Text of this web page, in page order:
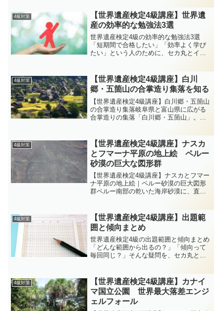
週間＆1か月学習プランを紹介します。博
士〜！初めて4級を...
4級対策
【世界遺産検定4級講座】世界遺
産の効率的な勉強法3選
世界遺産検定4級の効率的な勉強法3選
「短期間で合格したい」「効率よく学び
たい」という人のために、セカ丸とイク
効率よく進める方法ない？全部覚えるの
は大変そうだし…安心...
4級対策
【世界遺産検定4級講座】白川
郷・五箇山の合掌造り集落を知る
【世界遺産検定4級講座】白川郷・五箇山
の合掌造り集落岐阜県と富山県に広がる
合掌造りの集落「白川郷・五箇山」。豪
1995年に世界文化遺産に登録され、日本
の原風景とも呼ばれる...
4級対策
【世界遺産検定4級講座】ナスカ
とフマーナ平原の地上絵 ペルー
砂漠の巨大な図形群
【世界遺産検定4級講座】ナスカとフマー
ナ平原の地上絵｜ペルー砂漠の巨大図形
群ペルー南部の乾いた海岸砂漠に、直
平原の地上絵」。4級では所在国・登録
年・区分・評価基準に加え...
4級対策
【世界遺産検定4級講座】出題範
囲と傾向まとめ
世界遺産検定4級の出題範囲と傾向まとめ
「どんな範囲から出るの？」「傾向って
毎回同じ？」そんな疑問を、セカ丸とイ
まで？傾向も毎回同じなのかな？いい質
問だね。4級は「入門...
4級対策
【世界遺産検定4級講座】カナイ
マ国立公園 世界最大落差エンジ
ェルフォール